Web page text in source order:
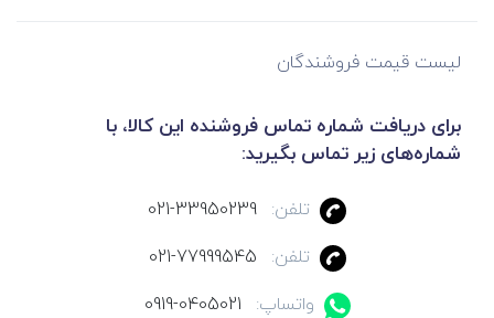
لیست قیمت فروشندگان
برای دریافت شماره تماس فروشنده این کالا، با
شماره‌های زیر تماس بگیرید:
تلفن:
021-33950239
تلفن:
021-77999545
واتساپ:
0919-0405021